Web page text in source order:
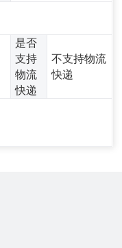
是否
支持
物流
快递
不支持物流
快递